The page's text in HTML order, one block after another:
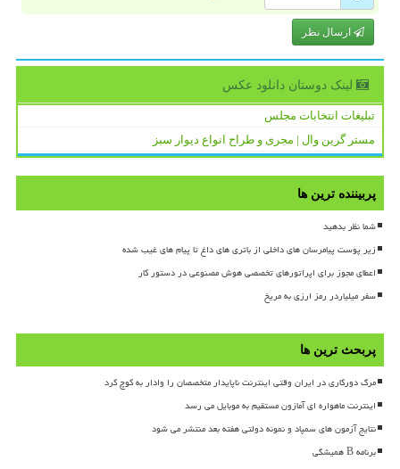
ارسال نظر
لینک دوستان دانلود عكس
تبلیغات انتخابات مجلس
مستر گرین وال | مجری و طراح انواع دیوار سبز
پربیننده ترین ها
شما نظر بدهید
زیر پوست پیامرسان های داخلی از باتری های داغ تا پیام های غیب شده
اعطای مجوز برای اپراتورهای تخصصی هوش مصنوعی در دستور کار
سفر میلیاردر رمز ارزی به مریخ
پربحث ترین ها
مرگ دورکاری در ایران وقتی اینترنت ناپایدار متخصصان را وادار به کوچ کرد
اینترنت ماهواره ای آمازون مستقیم به موبایل می رسد
نتایج آزمون های سمپاد و نمونه دولتی هفته بعد منتشر می شود
برنامه B همیشگی